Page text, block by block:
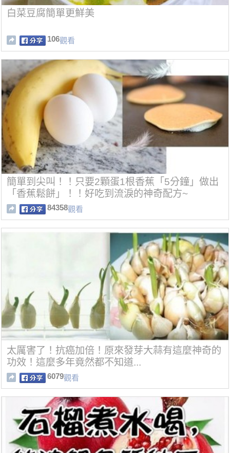
白菜豆腐簡單更鮮美
106觀看
簡單到尖叫！！只要2顆蛋1根香蕉「5分鐘」做出
「香蕉鬆餅」！！好吃到流淚的神奇配方~
84358觀看
太厲害了！抗癌加倍！原來發芽大蒜有這麼神奇的
功效！這麼多年竟然都不知道...
6079觀看